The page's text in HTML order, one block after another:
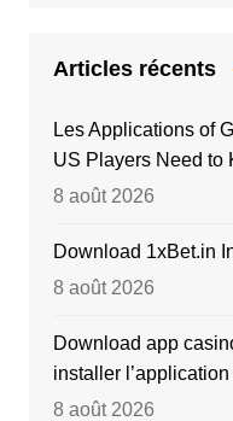
Articles récents
Les Applications of
US Players Need to
8 août 2026
Download 1xBet.in
8 août 2026
Download app
installer
8 août 2026